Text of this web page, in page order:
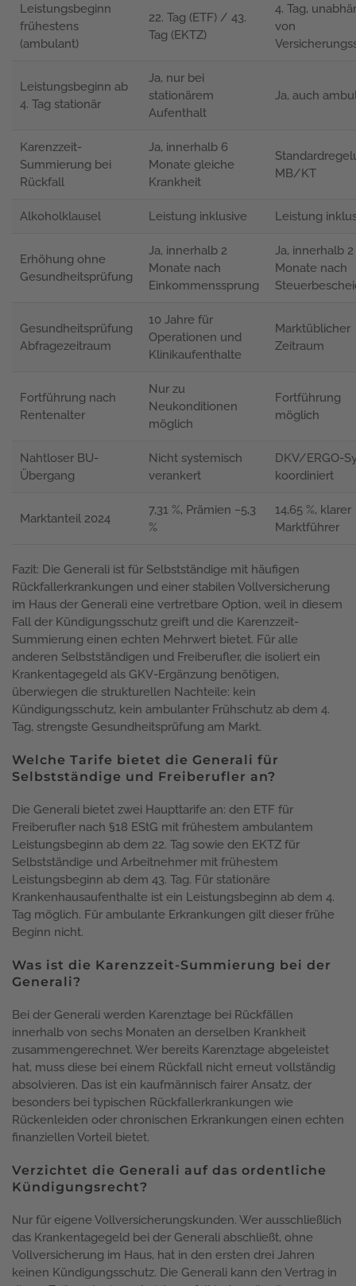
Leistungsbeginn
frühestens
(ambulant)
22. Tag (ETF) / 43.
Tag (EKTZ)
4. Tag,
von
Leistungsbeginn ab
4. Tag stationär
Ja, nur bei
stationärem
Aufenthalt
Ja, auch
Karenzzeit-
Summierung bei
Rückfall
Ja, innerhalb 6
Monate gleiche
Krankheit
MB/KT
Alkoholklausel Leistung inklusive Leistung
Erhöhung ohne
Gesundheitsprüfung
Ja, innerhalb 2
Monate nach
Einkommenssprung
Ja, innerhalb 2
Monate nach
Gesundheitsprüfung
Abfragezeitraum
10 Jahre für
Operationen und
Klinikaufenthalte
Marktüblicher
Zeitraum
Fortführung nach
Rentenalter
Nur zu
Neukonditionen
möglich
Fortführung
möglich
Nahtloser BU-
Übergang
Nicht systemisch
verankert
DKV/ERGO-
koordiniert
Marktanteil 2024
7,31 %, Prämien −5,3
%
14,65 %, klarer
Marktführer
Fazit: Die Generali ist für Selbstständige mit häufigen
Rückfallerkrankungen und einer stabilen Vollversicherung
im Haus der Generali eine vertretbare Option, weil in diesem
Fall der Kündigungsschutz greift und die Karenzzeit-
Summierung einen echten Mehrwert bietet. Für alle
anderen Selbstständigen und Freiberufler, die isoliert ein
Krankentagegeld als GKV-Ergänzung benötigen,
überwiegen die strukturellen Nachteile: kein
Kündigungsschutz, kein ambulanter Frühschutz ab dem 4.
Tag, strengste Gesundheitsprüfung am Markt.
Welche Tarife bietet die Generali für
Selbstständige und Freiberufler an?
Die Generali bietet zwei Haupttarife an: den ETF für
Freiberufler nach §18 EStG mit frühestem ambulantem
Leistungsbeginn ab dem 22. Tag sowie den EKTZ für
Selbstständige und Arbeitnehmer mit frühestem
Leistungsbeginn ab dem 43. Tag. Für stationäre
Krankenhausaufenthalte ist ein Leistungsbeginn ab dem 4.
Tag möglich. Für ambulante Erkrankungen gilt dieser frühe
Beginn nicht.
Was ist die Karenzzeit-Summierung bei der
Generali?
Bei der Generali werden Karenztage bei Rückfällen
innerhalb von sechs Monaten an derselben Krankheit
zusammengerechnet. Wer bereits Karenztage abgeleistet
hat, muss diese bei einem Rückfall nicht erneut vollständig
absolvieren. Das ist ein kaufmännisch fairer Ansatz, der
besonders bei typischen Rückfallerkrankungen wie
Rückenleiden oder chronischen Erkrankungen einen echten
finanziellen Vorteil bietet.
Verzichtet die Generali auf das ordentliche
Kündigungsrecht?
Nur für eigene Vollversicherungskunden. Wer ausschließlich
das Krankentagegeld bei der Generali abschließt, ohne
Vollversicherung im Haus, hat in den ersten drei Jahren
keinen Kündigungsschutz. Die Generali kann den Vertrag in